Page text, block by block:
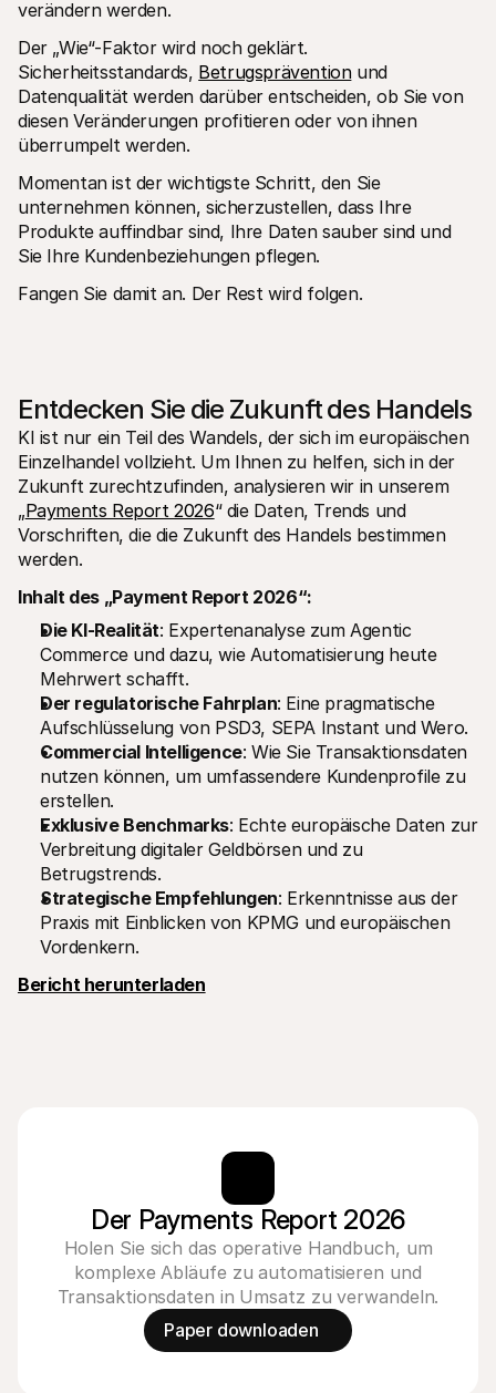
verändern werden.
Der „Wie“-Faktor wird noch geklärt.
Sicherheitsstandards, Betrugsprävention und
Datenqualität werden darüber entscheiden, ob Sie von
diesen Veränderungen profitieren oder von ihnen
überrumpelt werden.
Momentan ist der wichtigste Schritt, den Sie
unternehmen können, sicherzustellen, dass Ihre
Produkte auffindbar sind, Ihre Daten sauber sind und
Sie Ihre Kundenbeziehungen pflegen.
Fangen Sie damit an. Der Rest wird folgen.
Entdecken Sie die Zukunft des Handels
KI ist nur ein Teil des Wandels, der sich im europäischen
Einzelhandel vollzieht. Um Ihnen zu helfen, sich in der
Zukunft zurechtzufinden, analysieren wir in unserem
„Payments Report 2026“ die Daten, Trends und
Vorschriften, die die Zukunft des Handels bestimmen
werden.
Inhalt des „Payment Report 2026“:
Die KI-Realität: Expertenanalyse zum Agentic
Commerce und dazu, wie Automatisierung heute
Mehrwert schafft.
Der regulatorische Fahrplan: Eine pragmatische
Aufschlüsselung von PSD3, SEPA Instant und Wero.
Commercial Intelligence: Wie Sie Transaktionsdaten
nutzen können, um umfassendere Kundenprofile zu
erstellen.
Exklusive Benchmarks: Echte europäische Daten zur
Verbreitung digitaler Geldbörsen und zu
Betrugstrends.
Strategische Empfehlungen: Erkenntnisse aus der
Praxis mit Einblicken von KPMG und europäischen
Vordenkern.
Bericht herunterladen
Der Payments Report 2026
Holen Sie sich das operative Handbuch, um
komplexe Abläufe zu automatisieren und
Transaktionsdaten in Umsatz zu verwandeln.
Paper downloaden